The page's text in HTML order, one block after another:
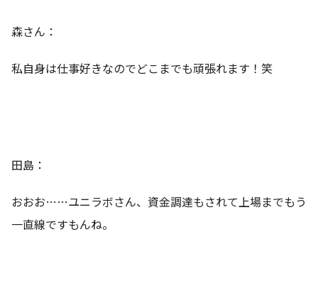
森さん：
私自身は仕事好きなのでどこまでも頑張れます！笑
田島：
おおお……ユニラボさん、資金調達もされて上場までもう
一直線ですもんね。